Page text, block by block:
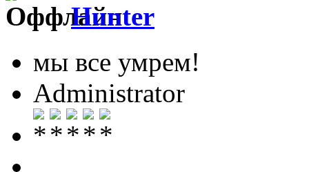
Hunter
мы все умрем!
Administrator